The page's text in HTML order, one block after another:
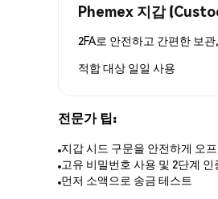
Phemex 지갑
2FA로 안전하고 간편한 보
적합 대상 일일 사용
전문가 팁:
지갑 시드 구문을 안전하게 오
고유 비밀번호 사용 및 2단계 인
먼저 소액으로 송금 테스트